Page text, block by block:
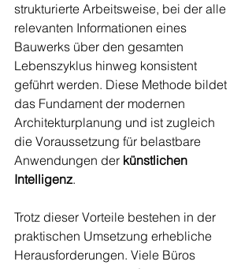
strukturierte Arbeitsweise, bei der alle
relevanten Informationen eines
Bauwerks über den gesamten
Lebenszyklus hinweg konsistent
geführt werden. Diese Methode bildet
das Fundament der modernen
Architekturplanung und ist zugleich
die Voraussetzung für belastbare
Anwendungen der künstlichen
Intelligenz.
Trotz dieser Vorteile bestehen in der
praktischen Umsetzung erhebliche
Herausforderungen. Viele Büros